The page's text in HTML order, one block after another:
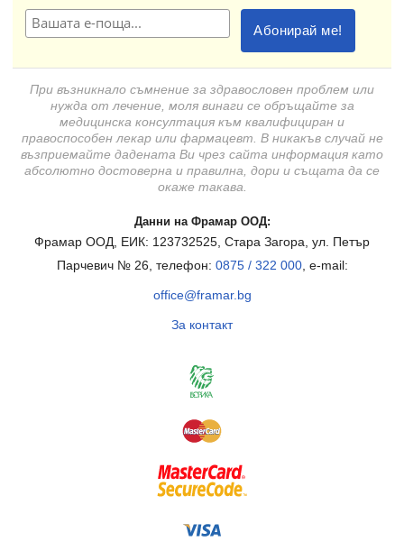
При възникнало съмнение за здравословен проблем или
нужда от лечение, моля винаги се обръщайте за
медицинска консултация към квалифициран и
правоспособен лекар или фармацевт. В никакъв случай не
възприемайте дадената Ви чрез сайта информация като
абсолютно достоверна и правилна, дори и същата да се
окаже такава.
Данни на Фрамар ООД:
Фрамар ООД, ЕИК: 123732525, Стара Загора, ул. Петър
Парчевич № 26, телефон: 0875 / 322 000, e-mail:
office@framar.bg
За контакт